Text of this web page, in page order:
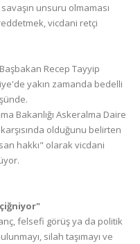
unsuru olmaması
vicdani retçi
Başbakan Recep Tayyip
yakın zamanda bedelli
Bakanlığı Askeralma Daire
olduğunu belirten
hakkı" olarak vicdani
felsefi görüş ya da politik
silah taşımayı ve